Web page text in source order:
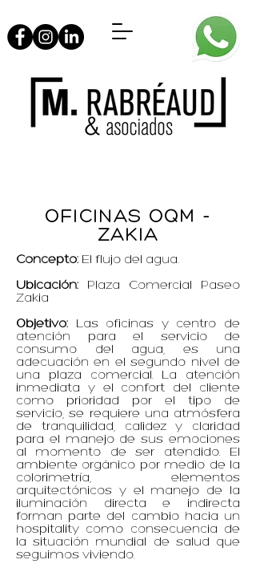
OFICINAS OQM -
ZAKIA
Concepto: El flujo del agua.
Ubicación: Plaza Comercial Paseo
Zakia
Objetivo: Las oficinas y centro de
atención para el servicio de
consumo del agua, es una
adecuación en el segundo nivel de
una plaza comercial. La atención
inmediata y el confort del cliente
como prioridad por el tipo de
servicio, se requiere una atmósfera
de tranquilidad, calidez y claridad
para el manejo de sus emociones
al momento de ser atendido. El
ambiente orgánico por medio de la
colorimetría, elementos
arquitectónicos y el manejo de la
iluminación directa e indirecta
forman parte del cambio hacia un
hospitality como consecuencia de
la situación mundial de salud que
seguimos viviendo.